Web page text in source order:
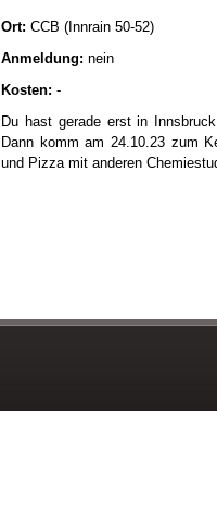
Ort: CCB (Innrain 50-52)
Anmeldung: nein
Kosten: -
Du hast gerade erst in
Dann komm am 24.10.23 zum
und Pizza mit anderen